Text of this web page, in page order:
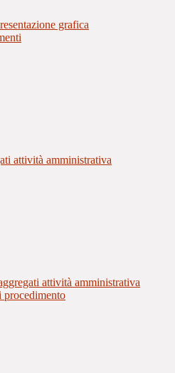
grafica
attività amministrativa
attività amministrativa